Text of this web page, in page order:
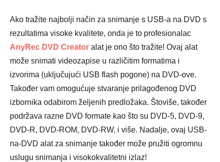
Ako tražite najbolji način za snimanje s USB-a na DVD s
rezultatima visoke kvalitete, onda je to profesionalac
AnyRec DVD Creator alat je ono što tražite! Ovaj alat
može snimati videozapise u različitim formatima i
izvorima (uključujući USB flash pogone) na DVD-ove.
Također vam omogućuje stvaranje prilagođenog DVD
izbornika odabirom željenih predložaka. Štoviše, također
podržava razne DVD formate kao što su DVD-5, DVD-9,
DVD-R, DVD-ROM, DVD-RW, i više. Nadalje, ovaj USB-
na-DVD alat za snimanje također može pružiti ogromnu
uslugu snimanja i visokokvalitetni izlaz!